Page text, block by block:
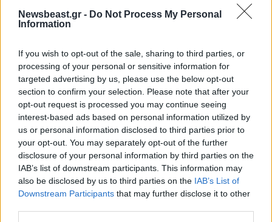
Newsbeast.gr - Do Not Process My Personal
Information
If you wish to opt-out of the sale, sharing to third parties, or
processing of your personal or sensitive information for
targeted advertising by us, please use the below opt-out
section to confirm your selection. Please note that after your
opt-out request is processed you may continue seeing
interest-based ads based on personal information utilized by
us or personal information disclosed to third parties prior to
your opt-out. You may separately opt-out of the further
disclosure of your personal information by third parties on the
IAB’s list of downstream participants. This information may
also be disclosed by us to third parties on the IAB’s List of
Downstream Participants that may further disclose it to other
οχήματος.
ΠΕΡΙΣΣΟΤΕΡΑ ΑΠΟ ΤΗΝ
ΟΙΚΟΝΟΜΙΑ